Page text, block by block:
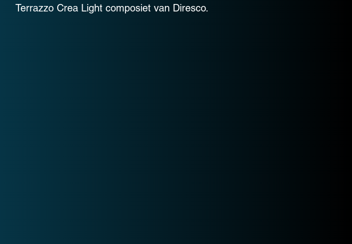
Terrazzo Crea Light composiet van Diresco.